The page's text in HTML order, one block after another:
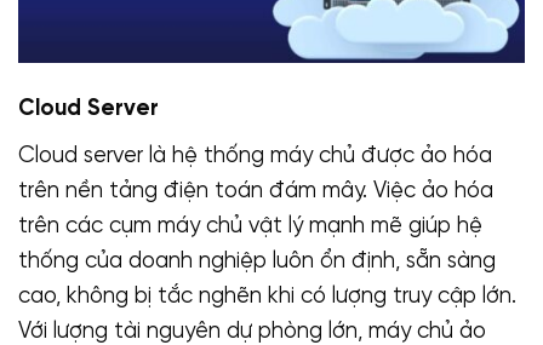
Cloud Server
Cloud server là hệ thống máy chủ được ảo hóa
trên nền tảng điện toán đám mây. Việc ảo hóa
trên các cụm máy chủ vật lý mạnh mẽ giúp hệ
thống của doanh nghiệp luôn ổn định, sẵn sàng
cao, không bị tắc nghẽn khi có lượng truy cập lớn.
Với lượng tài nguyên dự phòng lớn, máy chủ ảo